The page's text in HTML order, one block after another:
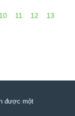
10 11 12 13
được một